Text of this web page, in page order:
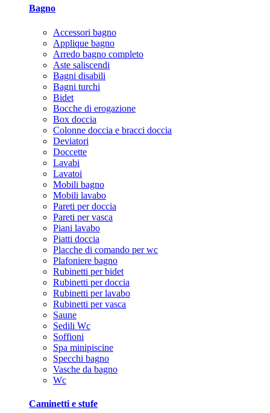
Bagno
Accessori bagno
Applique bagno
Arredo bagno completo
Aste saliscendi
Bagni disabili
Bagni turchi
Bidet
Bocche di erogazione
Box doccia
Colonne doccia e bracci doccia
Deviatori
Doccette
Lavabi
Lavatoi
Mobili bagno
Mobili lavabo
Pareti per doccia
Pareti per vasca
Piani lavabo
Piatti doccia
Placche di comando per wc
Plafoniere bagno
Rubinetti per bidet
Rubinetti per doccia
Rubinetti per lavabo
Rubinetti per vasca
Saune
Sedili Wc
Soffioni
Spa minipiscine
Specchi bagno
Vasche da bagno
Wc
Caminetti e stufe